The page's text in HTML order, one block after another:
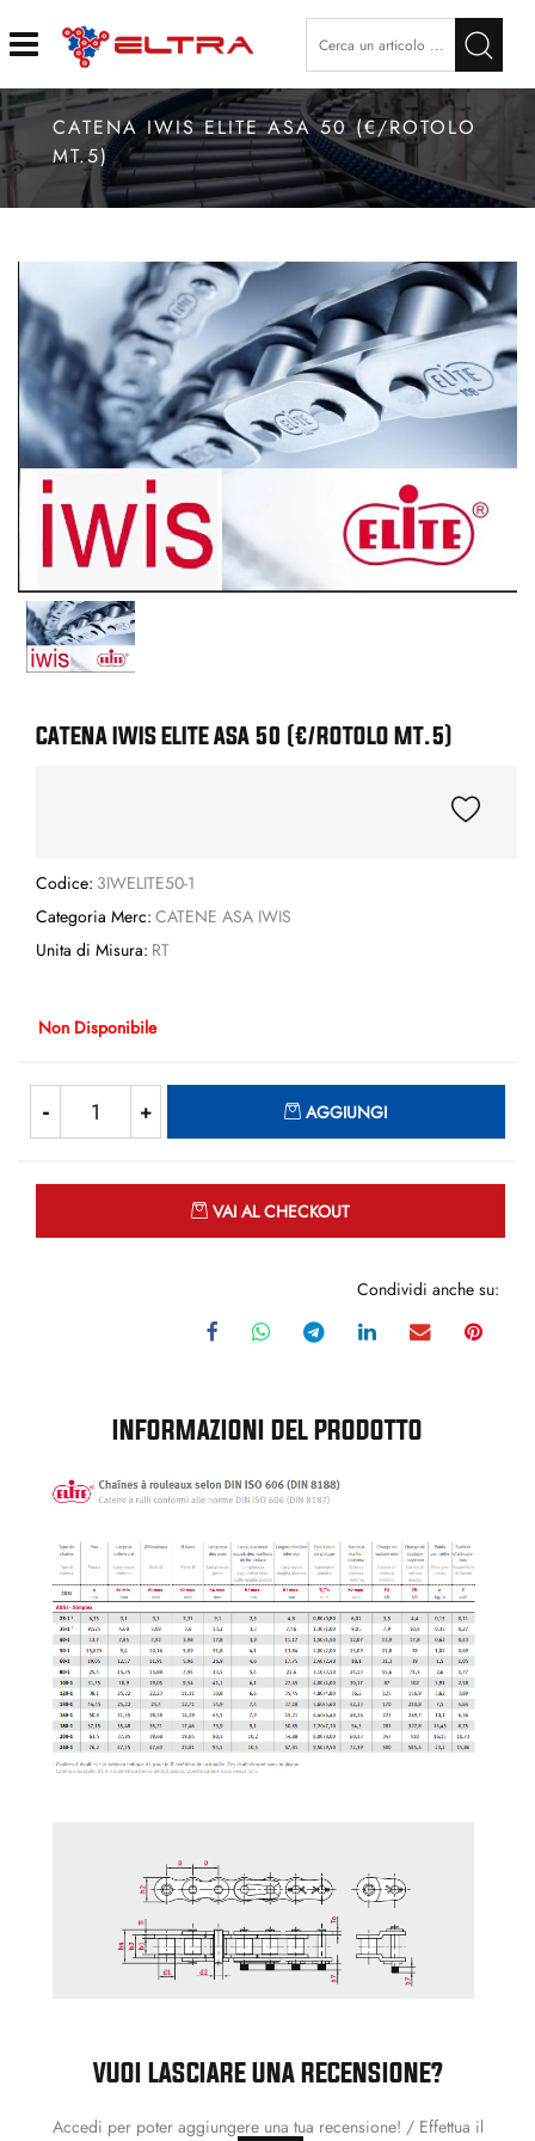
Open
CATENA IWIS ELITE ASA 50 (€/ROTOLO
MT.5)
CATENA IWIS ELITE ASA 50 (€/ROTOLO MT.5)
Codice: 3IWELITE50-1
Categoria Merc: CATENE ASA IWIS
Unita di Misura: RT
Non Disponibile
AGGIUNGI
VAI AL CHECKOUT
Condividi anche su:
INFORMAZIONI DEL PRODOTTO
VUOI LASCIARE UNA RECENSIONE?
Accedi per poter aggiungere una tua recensione! / Effettua il